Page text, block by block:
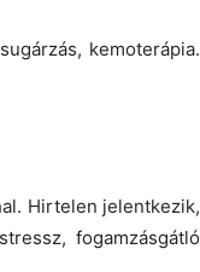
kemoterápia.
Hirtelen jelentkezik,
fogamzásgátló